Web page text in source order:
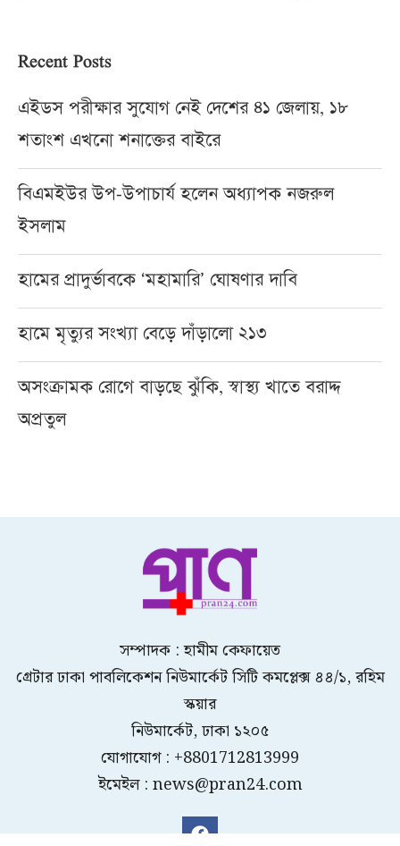
Recent Posts
এইডস পরীক্ষার সুযোগ নেই দেশের ৪১ জেলায়, ১৮
শতাংশ এখনো শনাক্তের বাইরে
বিএমইউর উপ-উপাচার্য হলেন অধ্যাপক নজরুল
ইসলাম
হামের প্রাদুর্ভাবকে ‘মহামারি’ ঘোষণার দাবি
হামে মৃত্যুর সংখ্যা বেড়ে দাঁড়ালো ২১৩
অসংক্রামক রোগে বাড়ছে ঝুঁকি, স্বাস্থ্য খাতে বরাদ্দ
অপ্রতুল
সম্পাদক : হামীম কেফায়েত
গ্রেটার ঢাকা পাবলিকেশন নিউমার্কেট সিটি কমপ্লেক্স ৪৪/১, রহিম
স্কয়ার
নিউমার্কেট, ঢাকা ১২০৫
যোগাযোগ : +8801712813999
ইমেইল : news@pran24.com